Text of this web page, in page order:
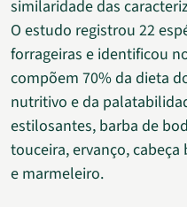
similaridade das
O estudo registrou 22
forrageiras e identificou
compõem 70% da dieta
nutritivo e da
estilosantes, barba de
touceira, ervanço,
e marmeleiro.